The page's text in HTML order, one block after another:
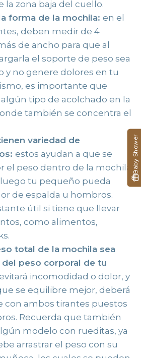
la zona baja del cuello.
forma de la mochila: en el
deben medir de 4
de ancho para que al
el soporte de peso sea
y no genere dolores en tu
es importante que
tipo de acolchado en la
también se concentra el
variedad de
estos ayudan a que se
el peso dentro de la mochila
tu pequeño pueda
de espalda u hombros.
útil si tiene que llevar
como alimentos,
total de la mochila sea
del peso corporal de tu
incomodidad o dolor, y
se equilibre mejor, deberá
con ambos tirantes puestos
Recuerda que también
modelo con rueditas, ya
arrastrar el peso con su
Baby Shower